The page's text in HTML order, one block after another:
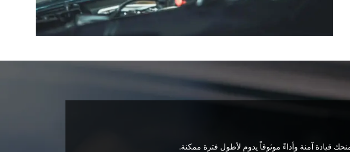
قيادة آمنة وأداءً موثوقاً يدوم لأطول فترة ممكنة.